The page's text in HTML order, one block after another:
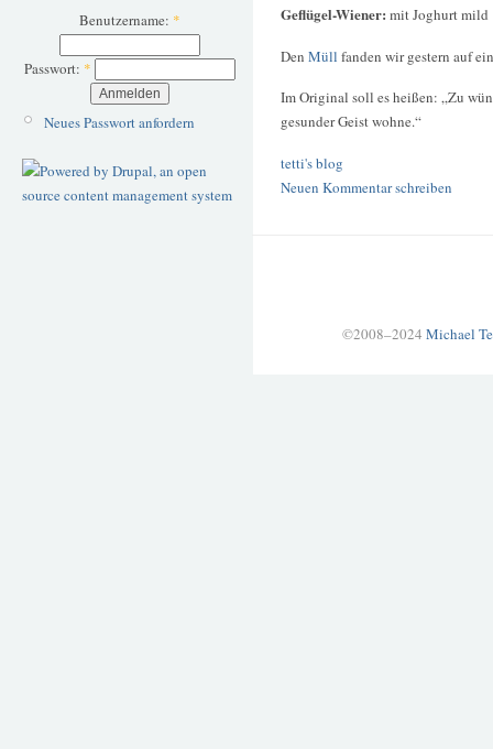
Benutzername: *
Passwort: *
Neues Passwort anfordern
Geflügel-Wiener: mit Joghurt mild
Den Müll fanden wir gestern auf
Im Original soll es heißen: „Zu
gesunder Geist wohne.“
tetti's blog
Neuen Kommentar schreiben
©2008–2024 Michael